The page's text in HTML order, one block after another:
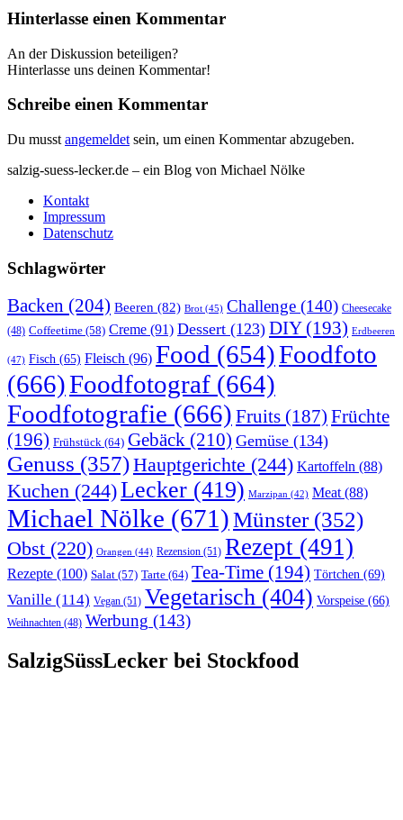
Hinterlasse einen Kommentar
An der Diskussion beteiligen?
Hinterlasse uns deinen Kommentar!
Schreibe einen Kommentar
Du musst angemeldet sein, um einen Kommentar abzugeben.
salzig-suess-lecker.de – ein Blog von Michael Nölke
Kontakt
Impressum
Datenschutz
Schlagwörter
Backen (204) Beeren (82) Brot (45) Challenge (140) Cheesecake
(48) Coffeetime (58) Creme (91) Dessert (123) DIY(193) Erdbeeren
(47) Fisch (65) Fleisch (96) Food (654)Foodfoto
(666)Foodfotograf (664)
Foodfotografie (666) Fruits (187) Früchte
(196) Frühstück (64) Gebäck (210) Gemüse (134)
Genuss (357)Hauptgerichte (244) Kartoffeln (88)
Kuchen (244)Lecker (419) Marzipan (42) Meat(88)
Michael Nölke (671)Münster(352)
Obst (220) Orangen (44) Rezension (51) Rezept (491)
Rezepte (100) Salat (57) Tarte (64) Tea-Time (194) Törtchen (69)
Vanille (114) Vegan (51) Vegetarisch (404) Vorspeise (66)
Weihnachten (48) Werbung (143)
SalzigSüssLecker bei Stockfood